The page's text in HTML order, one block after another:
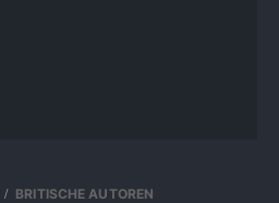
BRITISCHE AUTOREN